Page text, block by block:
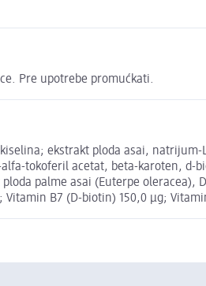
Pre upotrebe promućkati.
ekstrakt ploda asai,
tokoferil acetat, beta-karoten,
palme asai (Euterpe
B7 (D-biotin) 150,0 µg;